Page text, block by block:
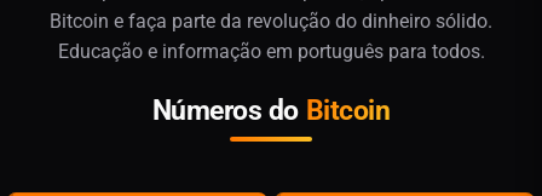
Bitcoin e faça parte da revolução do dinheiro sólido.
Educação e informação em português para todos.
Números do Bitcoin